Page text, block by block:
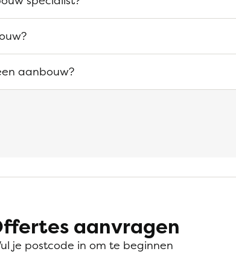
aanbouw?
aanvragen
je postcode in om te beginnen